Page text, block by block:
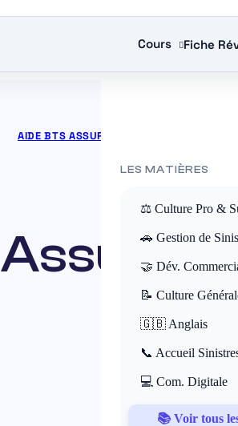
Cours Fiche
LES MATIÈRES
⚖️ Culture Pro &
🚗 Gestion de
🤝 Dév.
📝 Culture
🇬🇧 Anglais
📞 Accueil
💻 Com. Digitale
📚 Voir tous
AIDE BTS ASSURANCE COURS BTS